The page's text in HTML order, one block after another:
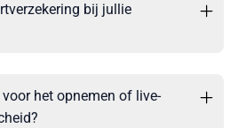
bij jullie
het opnemen of live-